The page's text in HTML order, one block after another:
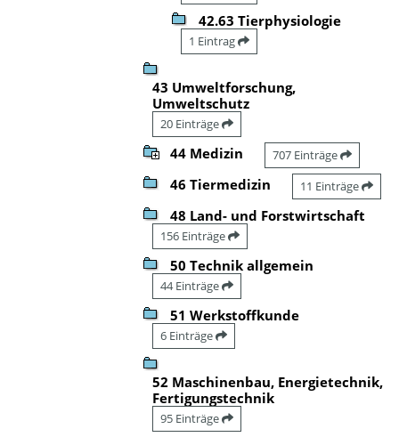
42.63 Tierphysiologie
1 Eintrag
43 Umweltforschung,
Umweltschutz
20 Einträge
44 Medizin 707 Einträge
46 Tiermedizin 11 Einträge
48 Land- und Forstwirtschaft
156 Einträge
50 Technik allgemein
44 Einträge
51 Werkstoffkunde
6 Einträge
52 Maschinenbau, Energietechnik,
Fertigungstechnik
95 Einträge